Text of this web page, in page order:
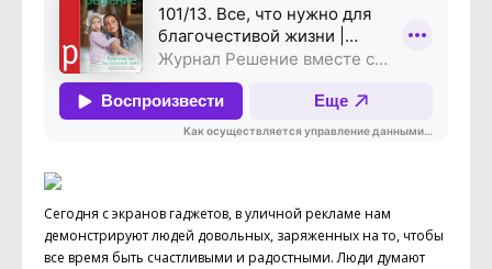
Сегодня с экранов гаджетов, в уличной рекламе нам
демонстрируют людей довольных, заряженных на то, чтобы
все время быть счастливыми и радостными. Люди думают